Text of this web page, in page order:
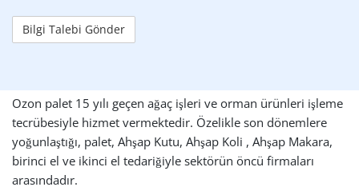
Ozon palet 15 yılı geçen ağaç işleri ve orman ürünleri işleme
tecrübesiyle hizmet vermektedir. Özelikle son dönemlere
yoğunlaştığı, palet, Ahşap Kutu, Ahşap Koli , Ahşap Makara,
birinci el ve ikinci el tedariğiyle sektörün öncü firmaları
arasındadır.